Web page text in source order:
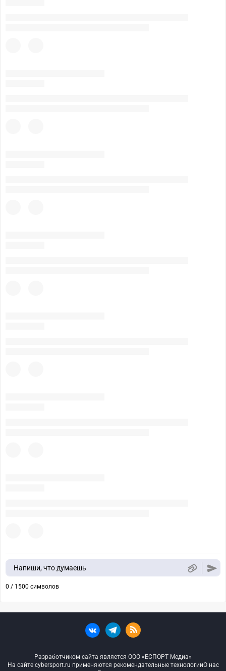
Напиши, что думаешь
0 / 1500 символов
Разработчиком сайта является ООО «ЕСПОРТ Медиа»
На сайте cybersport.ru применяются рекомендательные технологииО нас